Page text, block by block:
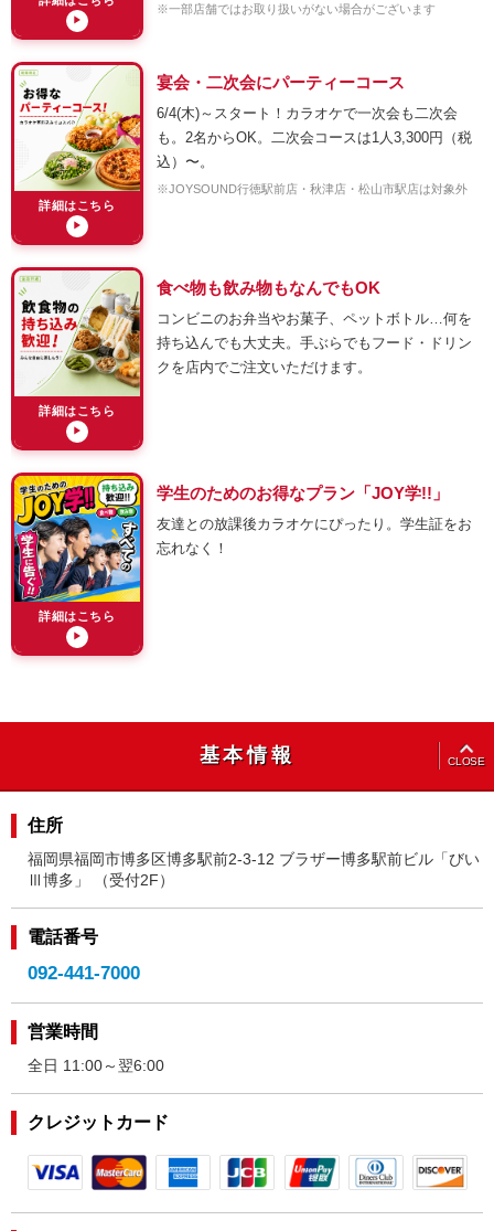
▶
※一部店舗ではお取り扱いがない場合がございます
詳細はこちら
▶
宴会・二次会にパーティーコース
6/4(木)～スタート！カラオケで一次会も二次会
も。2名からOK。二次会コースは1人3,300円（税
込）〜。
※JOYSOUND行徳駅前店・秋津店・松山市駅店は対象外
詳細はこちら
▶
食べ物も飲み物もなんでもOK
コンビニのお弁当やお菓子、ペットボトル…何を
持ち込んでも大丈夫。手ぶらでもフード・ドリン
クを店内でご注文いただけます。
詳細はこちら
▶
学生のためのお得なプラン「JOY学!!」
友達との放課後カラオケにぴったり。学生証をお
忘れなく！
基本情報 CLOSE
住所
福岡県福岡市博多区博多駅前2-3-12 ブラザー博多駅前ビル「びい
Ⅲ博多」 （受付2F）
電話番号
092-441-7000
営業時間
全日 11:00～翌6:00
クレジットカード